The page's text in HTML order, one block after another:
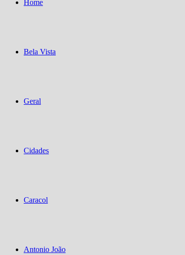
Home
Bela Vista
Geral
Cidades
Caracol
Antonio João